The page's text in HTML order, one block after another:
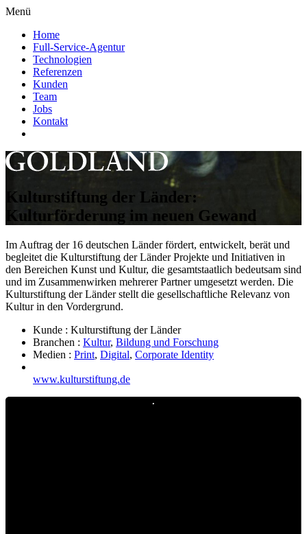
Menü
Home
Full-Service-Agentur
Technologien
Referenzen
Kunden
Team
Jobs
Kontakt
Kulturstiftung der Länder:
Kulturförderung im neuen Gewand
Im Auftrag der 16 deutschen Länder fördert, entwickelt, berät und
begleitet die Kulturstiftung der Länder Projekte und Initiativen in
den Bereichen Kunst und Kultur, die gesamtstaatlich bedeutsam sind
und im Zusammenwirken mehrerer Partner umgesetzt werden. Die
Kulturstiftung der Länder stellt die gesellschaftliche Relevanz von
Kultur in den Vordergrund.
Kunde : Kulturstiftung der Länder
Branchen : Kultur, Bildung und Forschung
Medien : Print, Digital, Corporate Identity
www.kulturstiftung.de